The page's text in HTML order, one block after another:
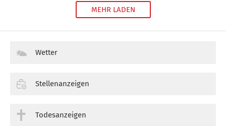
MEHR LADEN
Wetter
Stellenanzeigen
Todesanzeigen